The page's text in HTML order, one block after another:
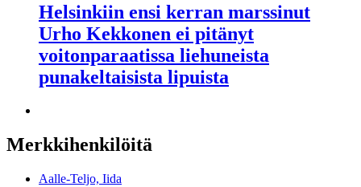
Helsinkiin ensi kerran marssinut
Urho Kekkonen ei pitänyt
voitonparaatissa liehuneista
punakeltaisista lipuista
Merkkihenkilöitä
Aalle-Teljo, Iida